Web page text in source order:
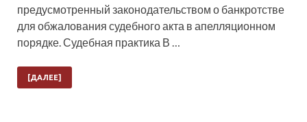
предусмотренный законодательством о банкротстве
для обжалования судебного акта в апелляционном
порядке. Судебная практика В …
[ДАЛЕЕ]